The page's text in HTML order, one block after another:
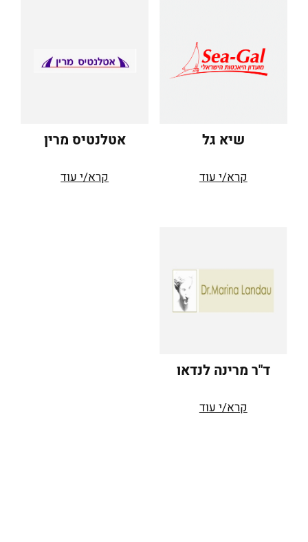
שיא גל
קרא/י עוד
אטלנטיס מרין
קרא/י עוד
ד"ר מרינה לנדאו
קרא/י עוד